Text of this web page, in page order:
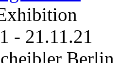
- 21.11.21
Berlin